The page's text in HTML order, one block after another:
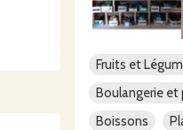
se
Fruits et
Boulangerie et
Boissons